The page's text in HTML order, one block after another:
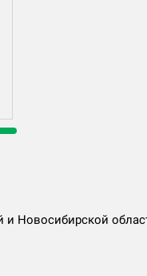
и Новосибирской